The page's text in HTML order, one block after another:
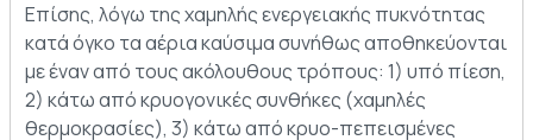
Επίσης, λόγω της χαμηλής ενεργειακής πυκνότητας
κατά όγκο τα αέρια καύσιμα συνήθως αποθηκεύονται
με έναν από τους ακόλουθους τρόπους: 1) υπό πίεση,
2) κάτω από κρυογονικές συνθήκες (χαμηλές
θερμοκρασίες), 3) κάτω από κρυο-πεπεισμένες